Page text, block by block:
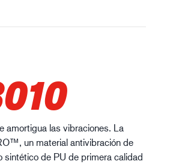
amortigua las vibraciones. La
un material antivibración de
de PU de primera calidad